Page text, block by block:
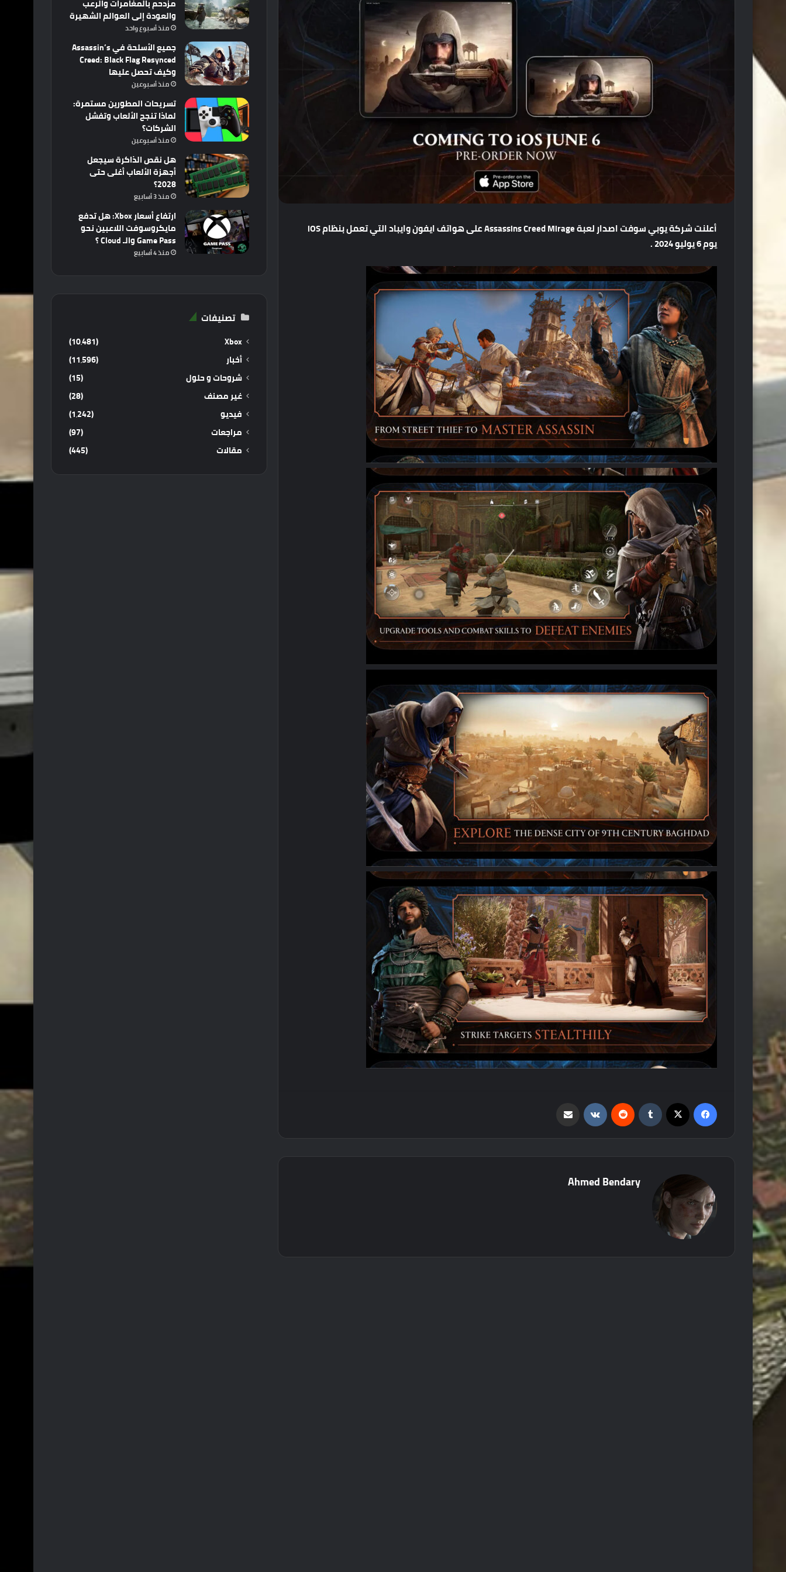
أعلنتشركةيوبيسوفتاصدارلعبة علىهواتفايفونوايبادالتيتعملبنظام
يوم يوليو
Ahmed Bendary
مزدحم بالمغامرات والرعب
والعودة إلى العوالم الشهيرة
منذ أسبوع واحد
جميع الأسلحة في Assassin’s
Creed: Black Flag Resynced
وكيف تحصل عليها
منذ أسبوعين
تسريحات المطورين مستمرة:
لماذا تنجح الألعاب وتفشل
الشركات؟
منذ أسبوعين
هل نقص الذاكرة سيجعل
أجهزة الألعاب أغلى حتى
2028؟
منذ 3 أسابيع
ارتفاع أسعار Xbox: هل تدفع
مايكروسوفت اللاعبين نحو
Game Pass والـ Cloud ؟
منذ 4 أسابيع
تصنيفات
Xbox
(10٬481)
أخبار
(11٬596)
شروحات و حلول
(15)
غير مصنف
(28)
فيديو
(1٬242)
مراجعات
(97)
مقالات
(445)